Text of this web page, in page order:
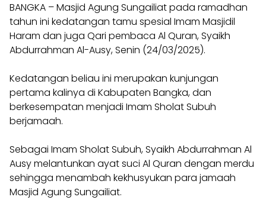
BANGKA – Masjid Agung Sungailiat pada ramadhan
tahun ini kedatangan tamu spesial Imam Masjidil
Haram dan juga Qari pembaca Al Quran, Syaikh
Abdurrahman Al-Ausy, Senin (24/03/2025).
Kedatangan beliau ini merupakan kunjungan
pertama kalinya di Kabupaten Bangka, dan
berkesempatan menjadi Imam Sholat Subuh
berjamaah.
Sebagai Imam Sholat Subuh, Syaikh Abdurrahman Al
Ausy melantunkan ayat suci Al Quran dengan merdu
sehingga menambah kekhusyukan para jamaah
Masjid Agung Sungailiat.